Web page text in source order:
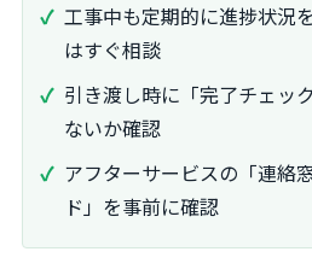
工事中も定期的に進捗状況
はすぐ相談
引き渡し時に「完了チェッ
ないか確認
アフターサービスの「連絡
ド」を事前に確認